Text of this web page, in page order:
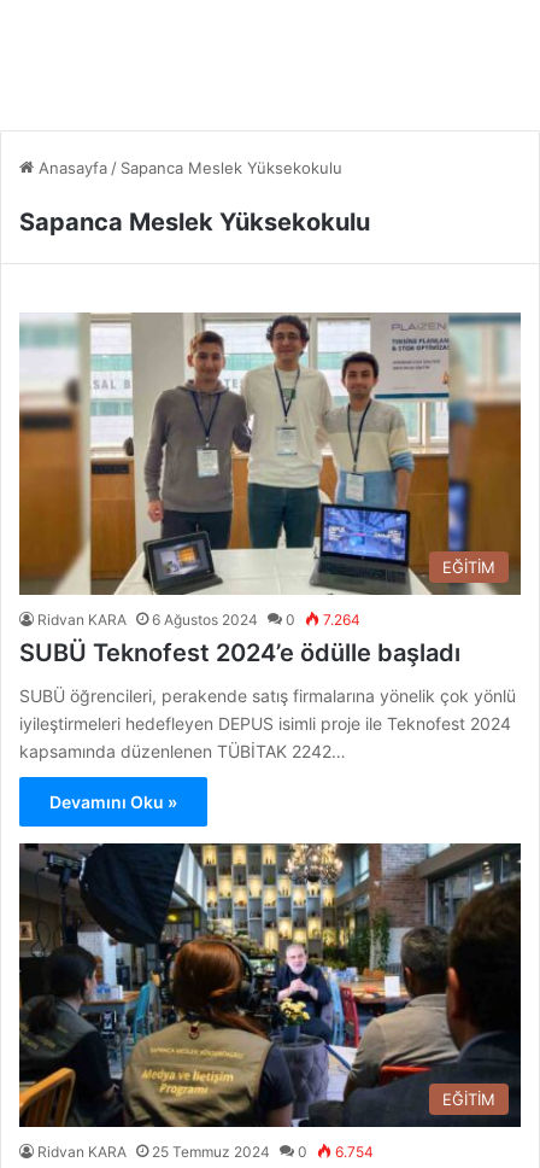
Anasayfa / Sapanca Meslek Yüksekokulu
Sapanca Meslek Yüksekokulu
EĞİTİM
Ridvan KARA 6 Ağustos 2024 0 7.264
SUBÜ Teknofest 2024’e ödülle başladı
SUBÜ öğrencileri, perakende satış firmalarına yönelik çok yönlü
iyileştirmeleri hedefleyen DEPUS isimli proje ile Teknofest 2024
kapsamında düzenlenen TÜBİTAK 2242…
Devamını Oku »
EĞİTİM
Ridvan KARA 25 Temmuz 2024 0 6.754